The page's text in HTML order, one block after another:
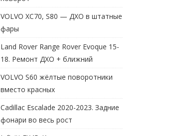
VOLVO XC70, S80 — ДХО в штатные
фары
Land Rover Range Rover Evoque 15-
18. Ремонт ДХО + ближний
VOLVO S60 жёлтые поворотники
вместо красных
Cadillac Escalade 2020-2023. Задние
фонари во весь рост